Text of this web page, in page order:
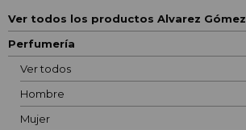
Ver todos los productos Alvarez Gómez
Perfumería
Ver todos
Hombre
Mujer